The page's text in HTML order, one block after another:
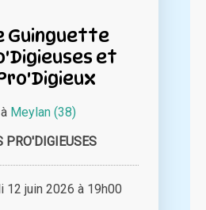
Guinguette
et
Meylan (38)
PRO'DIGIEUSES
12 juin 2026 à 19h00